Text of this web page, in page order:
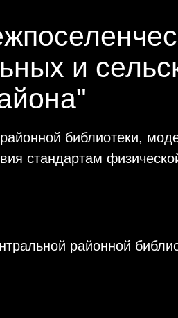
и
библиотеки,
стандартам
районной